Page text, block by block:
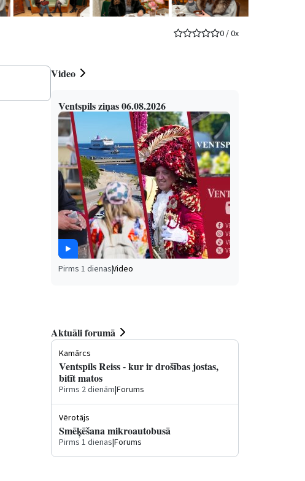
0/0x
Video
Ventspils ziņas 06.08.2026
Pirms 1 dienas|Video
Aktuāli forumā
Kamārcs
Ventspils Reiss - kur ir drošības jostas,
bitīt matos
Pirms 2 dienām|Forums
Vērotājs
Smēķēšana mikroautobusā
Pirms 1 dienas|Forums